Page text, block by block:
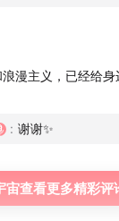
的组织
：一个方向爆火
漫主义，已经给
: 谢谢✨
宙查看更多精彩评